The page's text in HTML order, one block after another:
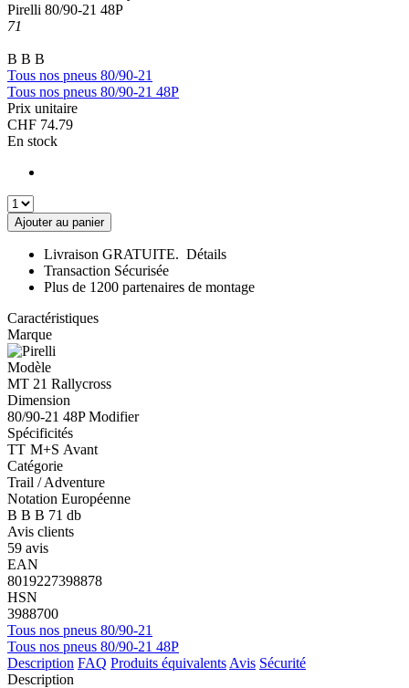
Pirelli 80/90-21 48P
71
B B B
Tous nos pneus 80/90-21
Tous nos pneus 80/90-21 48P
Prix unitaire
CHF 74.79
En stock
Ajouter au panier
Livraison GRATUITE. Détails
Transaction Sécurisée
Plus de 1200 partenaires de montage
Caractéristiques
Marque
Modèle
MT 21 Rallycross
Dimension
80/90-21 48PModifier
Spécificités
TT M+S Avant
Catégorie
Trail / Adventure
Notation Européenne
B B B 71 db
Avis clients
59 avis
EAN
8019227398878
HSN
3988700
Tous nos pneus 80/90-21
Tous nos pneus 80/90-21 48P
Description FAQ Produits équivalents Avis Sécurité
Description